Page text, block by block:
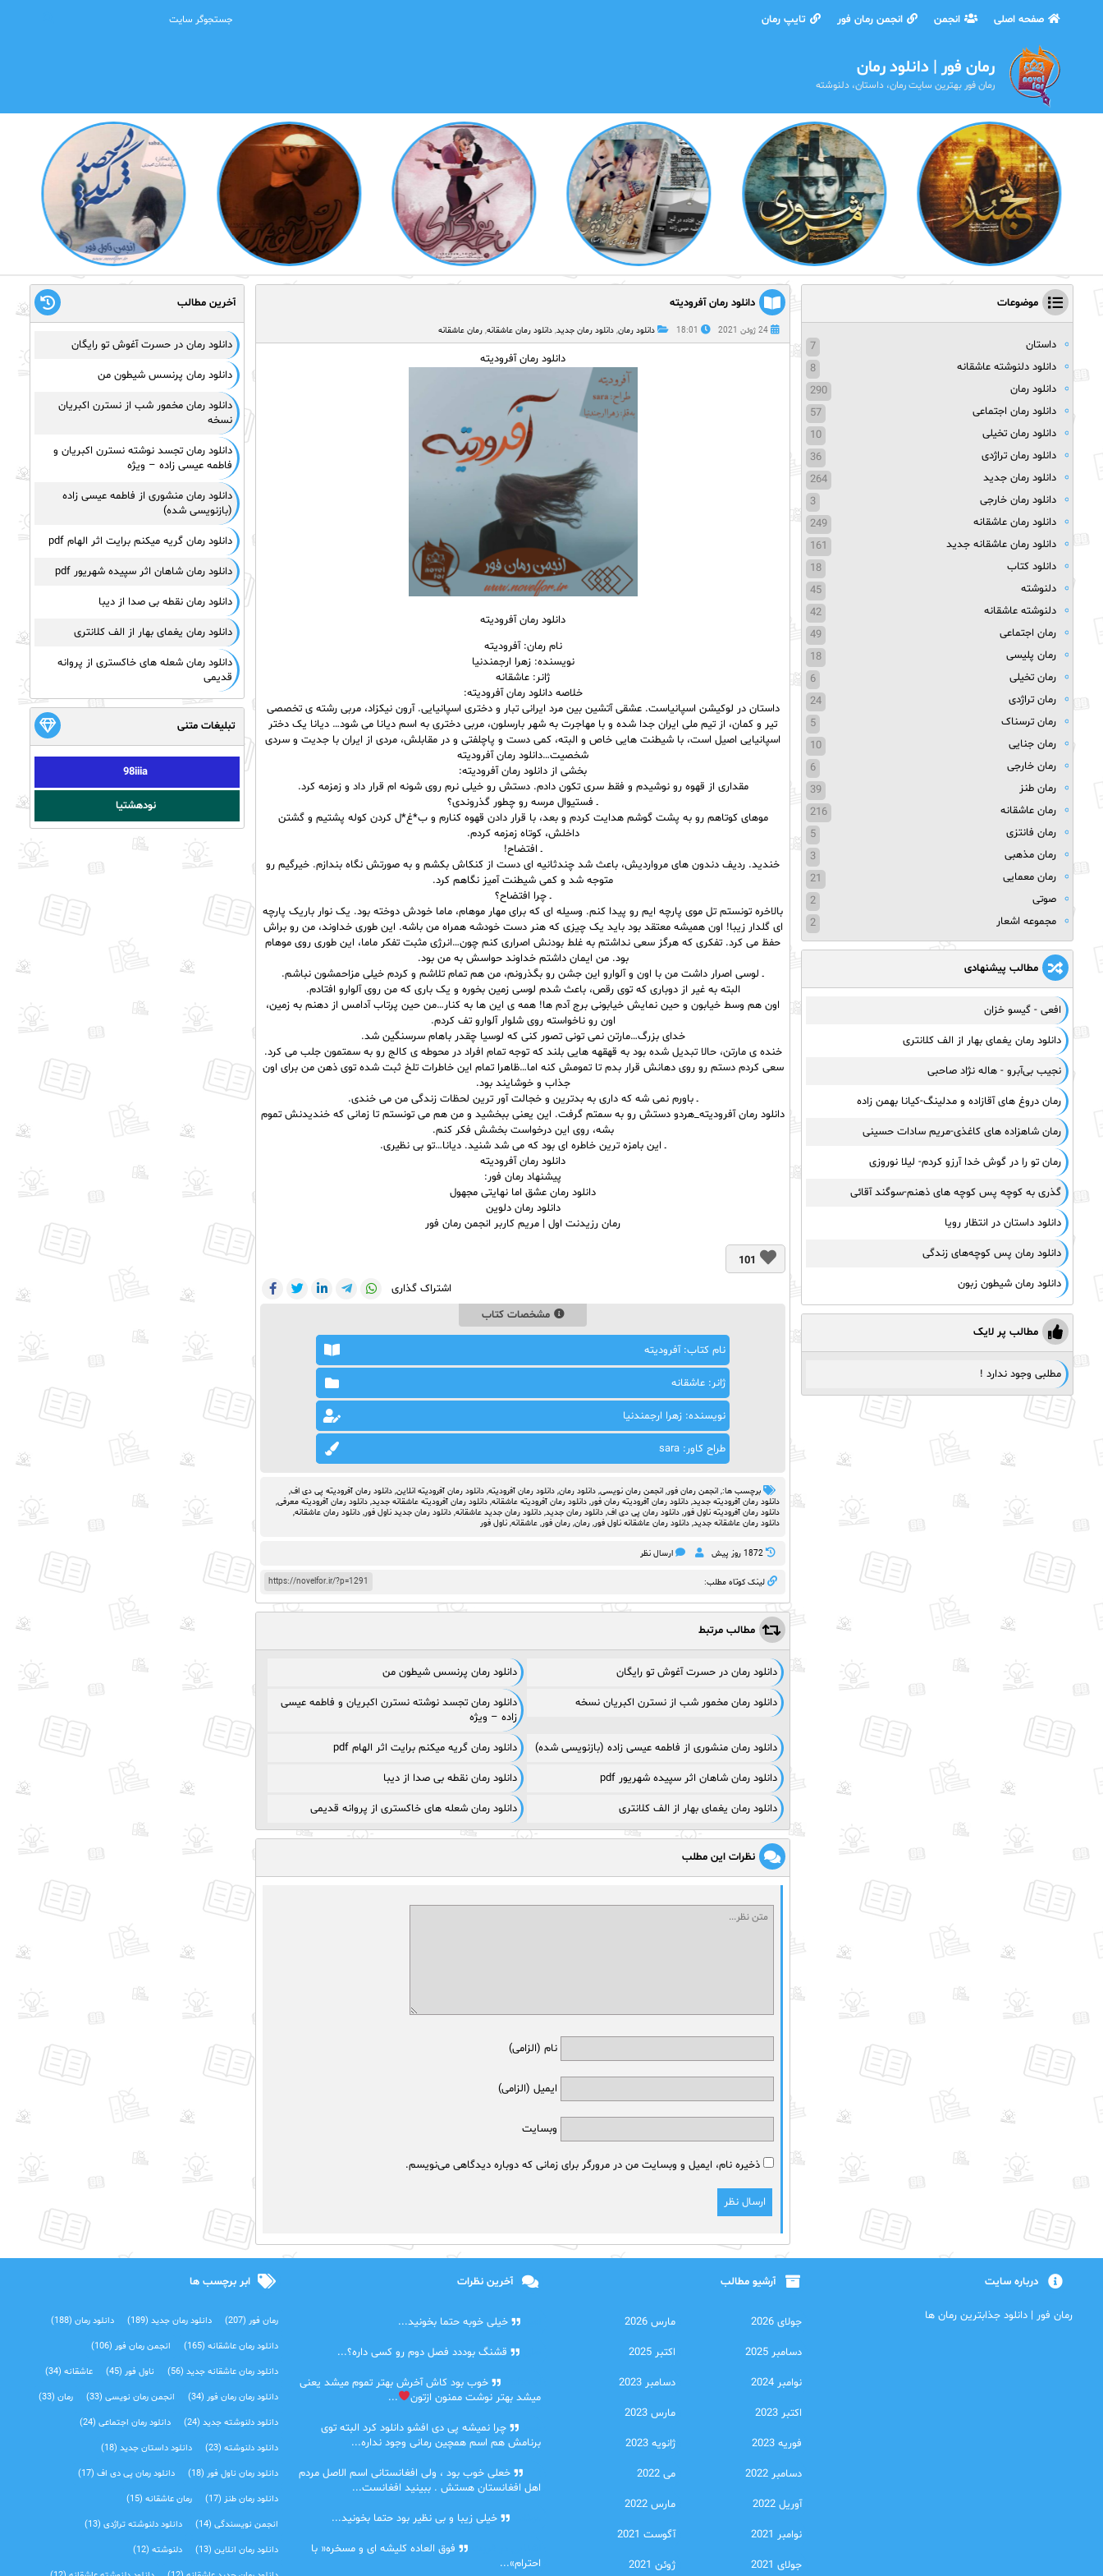
صفحه اصلی انجمن انجمن رمان فور تایپ رمان
رمان فور | دانلود رمان
رمان فور بهترین سایت رمان، داستان، دلنوشته
دانلود رمان آفرودیته
24 ژوئن 2021 18:01 دانلود رمان, دانلود رمان جدید, دانلود رمان عاشقانه, رمان عاشقانه
دانلود رمان آفرودیته
دانلود رمان آفرودیته
نام رمان: آفرودیته
نویسنده: زهرا ارجمندنیا
ژانر: عاشقانه
خلاصه دانلود رمان آفرودیته:
داستان در لوکیشن اسپانیاست. عشقی آتشین بین مرد ایرانی تبار و دختری اسپانیایی. آرون نیکزاد، مربی رشته ی تخصصی
تیر و کمان، از تیم ملی ایران جدا شده و با مهاجرت به شهر بارسلون، مربی دختری به اسم دیانا می شود… دیانا یک دختر
اسپانیایی اصیل است، با شیطنت هایی خاص و البته، کمی دست و پاچلفتی و در مقابلش، مردی از ایران با جدیت و سردی
شخصیت…دانلود رمان آفرودیته
بخشی از دانلود رمان آفرودیته:
مقداری از قهوه رو نوشیدم و فقط سری تکون دادم. دستش رو خیلی نرم روی شونه ام قرار داد و زمزمه کرد.
ـ فستیوال مرسه رو چطور گذروندی؟
موهای کوتاهم رو به پشت گوشم هدایت کردم و بعد، با قرار دادن قهوه کنارم و ب*غ*ل کردن کوله پشتیم و گشتن
داخلش، کوتاه زمزمه کردم.
ـ افتضاح!
خندید. ردیف دندون های مرواردیش، باعث شد چندثانیه ای دست از کنکاش بکشم و به صورتش نگاه بندازم. خیرگیم رو
متوجه شد و کمی شیطنت آمیز نگاهم کرد.
ـ چرا افتضاح؟
بالاخره تونستم تل موی پارچه ایم رو پیدا کنم. وسیله ای که برای مهار موهام، ماما خودش دوخته بود. یک نوار باریک پارچه
ای گلدار زیبا! اون همیشه معتقد بود باید یک چیزی که هنر دست خودشه همراه من باشه. این طوری خداوند، من رو براش
حفظ می کرد. تفکری که هرگز سعی نداشتم به غلط بودنش اصراری کنم چون…انرژی مثبت تفکر ماما، این طوری روی موهام
بود. من ایمان داشتم خداوند حواسش به من بود.
ـ لوسی اصرار داشت من با اون و آلوارو این جشن رو بگذرونم، من هم تمام تلاشم و کردم خیلی مزاحمشون نباشم.
البته به غیر از دوباری که توی رقص، باعث شدم لوسی زمین بخوره و یک باری که من روی آلوارو افتادم.
اون هم وسط خیابون و حین نمایش خیابونی برج آدم ها! همه ی این ها به کنار…من حین پرتاب آدامس از دهنم به زمین،
اون رو ناخواسته روی شلوار آلوارو تف کردم.
خدای بزرگ…مارتن نمی تونی تصور کنی که لوسیا چقدر باهام سرسنگین شد.
خنده ی مارتن، حالا تبدیل شده بود به قهقهه هایی بلند که توجه تمام افراد در محوطه ی کالج رو به سمتمون جلب می کرد.
سعی کردم دستم رو روی دهانش قرار بدم تا تمومش کنه اما…ظاهرا تمام این خاطرات تلخ ثبت شده توی ذهن من برای اون
جذاب و خوشایند بود.
ـ باورم نمی شه که داری به بدترین و خجالت آور ترین لحظات زندگی من می خندی.
دانلود رمان آفرودیته_هردو دستش رو به سمتم گرفت. این یعنی ببخشید و من هم می تونستم تا زمانی که خندیدنش تموم
بشه، روی این درخواست بخشش فکر کنم.
ـ این بامزه ترین خاطره ای بود که می شد شنید. دیانا…تو بی نظیری.
دانلود رمان آفرودیته
پیشنهاد رمان فور:
دانلود رمان عشق اما نهایتی مجهول
دانلود رمان دلوین
رمان رزیدنت اول | مریم کاربر انجمن رمان فور
101
اشتراک گذاری
مشخصات کتاب
نام کتاب: آفرودیته
ژانر: عاشقانه
نویسنده: زهرا ارجمندنیا
طراح کاور: sara
برچسب ها:, انجمن رمان فور, انجمن رمان نویسی, دانلود رمان, دانلود رمان آفرودیته, دانلود رمان آفرودیته انلاین, دانلود رمان آفرودیته پی دی اف,
دانلود رمان آفرودیته جدید, دانلود رمان آفرودیته رمان فور, دانلود رمان آفرودیته عاشقانه, دانلود رمان آفرودیته عاشقانه جدید, دانلود رمان آفرودیته معرفی,
دانلود رمان آفرودیته ناول فور, دانلود رمان پی دی اف, دانلود رمان جدید, دانلود رمان جدید عاشقانه, دانلود رمان جدید ناول فور, دانلود رمان عاشقانه,
دانلود رمان عاشقانه جدید, دانلود رمان عاشقانه ناول فور, رمان, رمان فور, عاشقانه, ناول فور
1872 روز پيش ارسال نظر
https://novelfor.ir/?p=1291 لینک کوتاه مطلب:
مطالب مرتبط
دانلود رمان در حسرت آغوش تو رایگان دانلود رمان پرنسس شیطون من
دانلود رمان مخمور شب از نسترن اکبریان نسخه
دانلود رمان تجسد نوشته نسترن اکبریان و فاطمه عیسی
زاده – ویژه
دانلود رمان منشوری از فاطمه عیسی زاده (بازنویسی شده) دانلود رمان گریه میکنم برایت اثر الهام pdf
دانلود رمان شاهان اثر سپیده شهریور pdf دانلود رمان نقطه بی صدا از دیبا
دانلود رمان یغمای بهار از الف کلانتری دانلود رمان شعله های خاکستری از پروانه قدیمی
نظرات این مطلب
نام (الزامی)
ایمیل (الزامی)
وبسایت
ذخیره نام، ایمیل و وبسایت من در مرورگر برای زمانی که دوباره دیدگاهی می‌نویسم.
موضوعات
داستان
7
دانلود دلنوشته عاشقانه
8
دانلود رمان
290
دانلود رمان اجتماعی
57
دانلود رمان تخیلی
10
دانلود رمان تراژدی
36
دانلود رمان جدید
264
دانلود رمان خارجی
3
دانلود رمان عاشقانه
249
دانلود رمان عاشقانه جدید
161
دانلود کتاب
18
دلنوشته
45
دلنوشته عاشقانه
42
رمان اجتماعی
49
رمان پلیسی
18
رمان تخیلی
6
رمان تراژدی
24
رمان ترسناک
5
رمان جنایی
10
رمان خارجی
6
رمان طنز
39
رمان عاشقانه
216
رمان فانتزی
5
رمان مذهبی
3
رمان معمایی
21
صوتی
2
مجموعه اشعار
2
مطالب پیشنهادی
افعی - گیسو خزان
دانلود رمان یغمای بهار از الف کلانتری
نجیب بی‌آبرو - هاله نژاد صاحبی
رمان دروغ های آقازاده و مدلینگ-کیانا بهمن زاده
رمان شاهزاده های کاغذی-مریم سادات حسینی
رمان تو را در گوش خدا آرزو کردم- لیلا نوروزی
گذری به کوچه پس کوچه های ذهنم-سوگند آقائی
دانلود داستان در انتظار رویا
دانلود رمان پس کوچه‌های زندگی
دانلود رمان شیطون زبون
مطالب پر لایک
مطلبی وجود ندارد !
آخرین مطالب
دانلود رمان در حسرت آغوش تو رایگان
دانلود رمان پرنسس شیطون من
دانلود رمان مخمور شب از نسترن اکبریان
نسخه
دانلود رمان تجسد نوشته نسترن اکبریان و
فاطمه عیسی زاده – ویژه
دانلود رمان منشوری از فاطمه عیسی زاده
(بازنویسی شده)
دانلود رمان گریه میکنم برایت اثر الهام pdf
دانلود رمان شاهان اثر سپیده شهریور pdf
دانلود رمان نقطه بی صدا از دیبا
دانلود رمان یغمای بهار از الف کلانتری
دانلود رمان شعله های خاکستری از پروانه
قدیمی
تبلیغات متنی
98iiia
نودهشتیا
درباره سایت
رمان فور | دانلود جذابترین رمان ها
آرشیو مطالب
جولای 2026 مارس 2026
دسامبر 2025 اکتبر 2025
نوامبر 2024 دسامبر 2023
اکتبر 2023 مارس 2023
فوریه 2023 ژانویه 2023
دسامبر 2022 می 2022
آوریل 2022 مارس 2022
نوامبر 2021 آگوست 2021
جولای 2021 ژوئن 2021
آخرین نظرات
خیلی خوبه حتما بخونید...
قشنگ بوددد فصل دوم رو کسی داره؟...
خوب بود کاش آخرش بهتر تموم میشد یعنی
میشد بهتر نوشت ممنون ازتون
...
چرا نمیشه پی دی افشو دانلود کرد البته توی
برنامش هم اسم همچین رمانی وجود نداره...
خعلی خوب بود ، ولی افغانستانی اسم الاصل مردم
اهل افغانستان هستش . ببینید افغانست...
خیلی زیبا و بی نظیر بود حتما بخونید...
فوق العاده کلیشه ای و مسخره« با
احترام»...
ابر برچسب ها
رمان فور (207) دانلود رمان جدید (189) دانلود رمان (188)
دانلود رمان عاشقانه (165) انجمن رمان فور (106)
دانلود رمان عاشقانه جدید (56) ناول فور (45) عاشقانه (34)
دانلود رمان رمان فور (34) انجمن رمان نویسی (33) رمان (33)
دانلود دلنوشته جدید (24) دانلود رمان اجتماعی‌ (24)
دانلود دلنوشته (23) دانلود داستان جدید (18)
دانلود رمان ناول فور (18) دانلود رمان پی دی اف (17)
دانلود رمان طنز (17) رمان عاشقانه (15)
انجمن نویسندگی (14) دانلود دلنوشته تراژدی‌ (13)
دانلود رمان انلاین (13) دلنوشته (12)